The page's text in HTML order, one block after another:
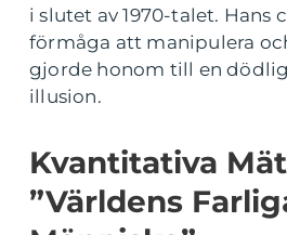
i slutet av 1970-talet. Hans
förmåga att manipulera
gjorde honom till en
illusion.
Kvantitativa
”Världens